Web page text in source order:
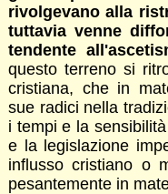
rivolgevano alla
tuttavia venne
tendente
questo terreno si
cristiana, che in
sue radici nella
i tempi e la
e la legislazione
influsso cristiano o
pesantemente in